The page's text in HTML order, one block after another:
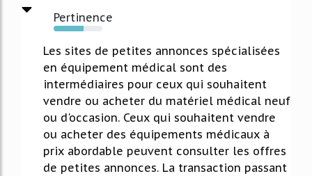
Pertinence
62%
Les sites de petites annonces spécialisées
en équipement médical sont des
intermédiaires pour ceux qui souhaitent
vendre ou acheter du matériel médical neuf
ou d'occasion. Ceux qui souhaitent vendre
ou acheter des équipements médicaux à
prix abordable peuvent consulter les offres
de petites annonces. La transaction passant